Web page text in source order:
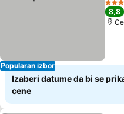
Popularan izbor
3
8,8
Izaberi datume da bi se
cene